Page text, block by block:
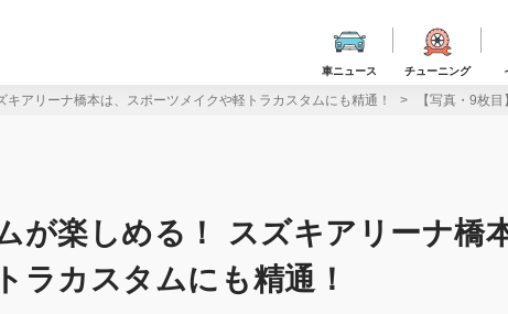
車ニュース チューニング
アリーナ橋本は、スポーツメイクや軽トラカスタムにも精通！ 【写真・9枚
が楽しめる！ スズキアリーナ橋
ラカスタムにも精通！